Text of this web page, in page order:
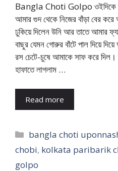
Bangla Choti Golpo ওইদিকে
আমার গুদ থেকে নিজের বাঁড়া বের
ঢুকিয়ে দিলেন উনি আর তাতে আমার
বাছুর যেমন গোরুর বাঁটে পাল দিয়ে
রস চেটে-চুষে আমাকে সাফ করে
হাফাতে লাগলাম …
Read more
Categories
bangla choti
chobi, kolkata paribarik
golpo